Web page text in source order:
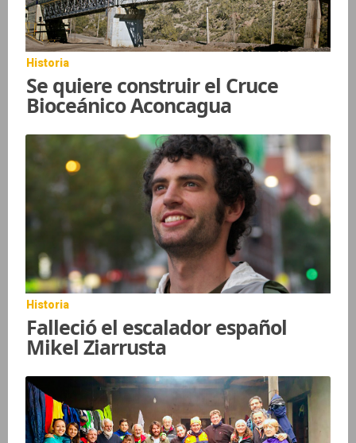
Historia
Se quiere construir el Cruce
Bioceánico Aconcagua
Historia
Falleció el escalador español
Mikel Ziarrusta